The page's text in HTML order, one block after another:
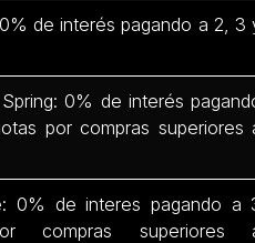
de interés pagando a 2, 3
0% de interés
por compras superiores
0% de interes pagando a
compras superiores